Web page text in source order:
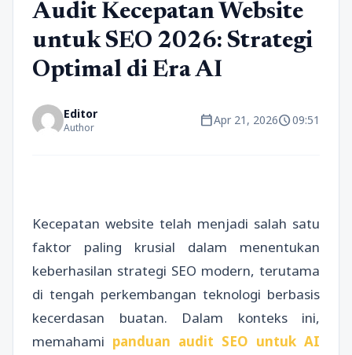
Audit Kecepatan Website
untuk SEO 2026: Strategi
Optimal di Era AI
Editor
Author calendar_todayApr 21, 2026schedule09:51
Kecepatan website telah menjadi salah satu
faktor paling krusial dalam menentukan
keberhasilan strategi SEO modern, terutama
di tengah perkembangan teknologi berbasis
kecerdasan buatan. Dalam konteks ini,
memahami panduan audit SEO untuk AI